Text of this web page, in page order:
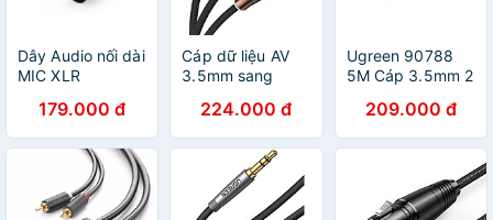
Dây Audio nối dài
MIC XLR
dài 3M UGREEN
AV130 20711 -
Hàng chính hãng
179.000 đ
Cáp dữ liệu AV
3.5mm sang
Ugreen 80845
Hàng chính hãng
224.000 đ
Ugreen 90788
5M Cáp 3.5mm 2
Khấc đầu mạ
vàng 24k dây dù
Màu Đen av183 -
Hàng chính hãng
209.000 đ